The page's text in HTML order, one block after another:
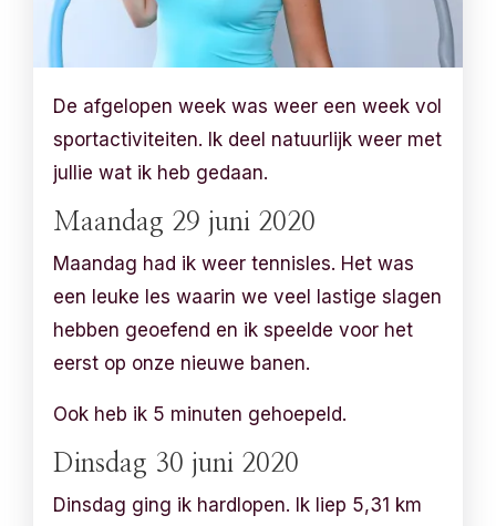
De afgelopen week was weer een week vol
sportactiviteiten. Ik deel natuurlijk weer met
jullie wat ik heb gedaan.
Maandag 29 juni 2020
Maandag had ik weer tennisles. Het was
een leuke les waarin we veel lastige slagen
hebben geoefend en ik speelde voor het
eerst op onze nieuwe banen.
Ook heb ik 5 minuten gehoepeld.
Dinsdag 30 juni 2020
Dinsdag ging ik hardlopen. Ik liep 5,31 km